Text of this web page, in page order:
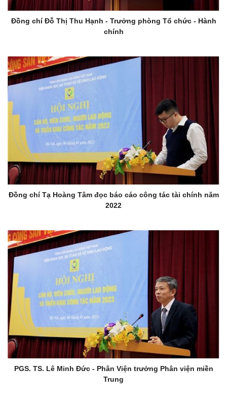
Đồng chí Đỗ Thị Thu Hạnh - Trưởng phòng Tổ chức - Hành
chính
Đồng chí Tạ Hoàng Tâm đọc báo cáo công tác tài chính năm
2022
PGS. TS. Lê Minh Đức - Phân Viện trưởng Phân viện miền
Trung